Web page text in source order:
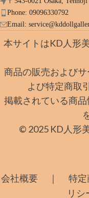
Phone: 09096330792
Email:
本サイトはKD人形
商品の販売および
よび特定商取
掲載されている商
© 2025 KD人形
会社概要 ｜ 特定
リシ